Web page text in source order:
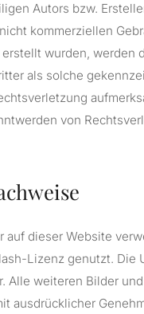
Autors bzw.
kommerziellen
wurden, werden
als solche
von
auf dieser Website
Lizenz genutzt. Die
Alle weiteren Bilder
ausdrücklicher